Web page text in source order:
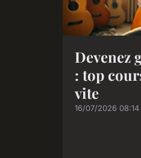
Devenez
: top
vite
16/07/2026 08:14